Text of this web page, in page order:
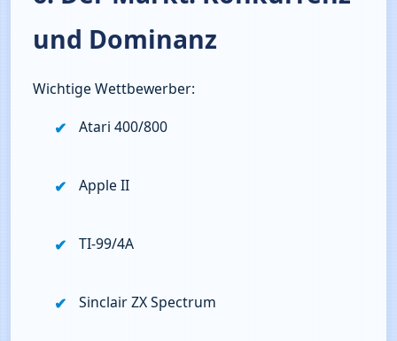
und Dominanz
Wichtige Wettbewerber:
Atari 400/800
Apple II
TI‑99/4A
Sinclair ZX Spectrum